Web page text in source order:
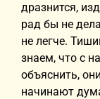
дразнится,
рад бы не
не легче.
знаем, что с
объяснить,
начинают